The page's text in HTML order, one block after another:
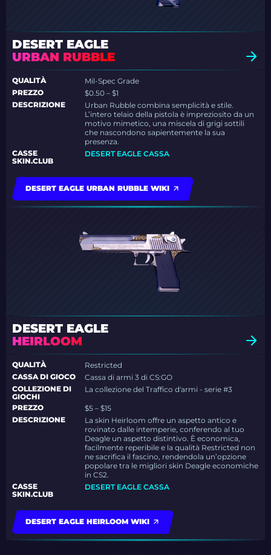
DESERT EAGLE
URBAN RUBBLE
QUALITÀ
Mil-Spec Grade
PREZZO
$0.50 – $1
DESCRIZIONE
Urban Rubble combina semplicità e stile.
L’intero telaio della pistola è impreziosito da un
motivo mimetico, una miscela di grigi sottili
che nascondono sapientemente la sua
presenza.
CASSE
SKIN.CLUB
DESERT EAGLE CASSA
DESERT EAGLE URBAN RUBBLE WIKI
DESERT EAGLE
HEIRLOOM
QUALITÀ
Restricted
CASSA DI GIOCO
Cassa di armi 3 di CS:GO
COLLEZIONE DI
GIOCHI
La collezione del Traffico d'armi - serie #3
PREZZO
$5 – $15
DESCRIZIONE
La skin Heirloom offre un aspetto antico e
rovinato dalle intemperie, conferendo al tuo
Deagle un aspetto distintivo. È economica,
facilmente reperibile e la qualità Restricted non
ne sacrifica il fascino, rendendola un’opzione
popolare tra le migliori skin Deagle economiche
in CS2.
CASSE
SKIN.CLUB
DESERT EAGLE CASSA
DESERT EAGLE HEIRLOOM WIKI